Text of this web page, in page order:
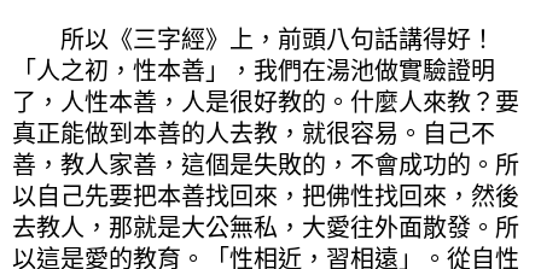
所以《三字經》上，前頭八句話講得好！
「人之初，性本善」，我們在湯池做實驗證明
了，人性本善，人是很好教的。什麼人來教？要
真正能做到本善的人去教，就很容易。自己不
善，教人家善，這個是失敗的，不會成功的。所
以自己先要把本善找回來，把佛性找回來，然後
去教人，那就是大公無私，大愛往外面散發。所
以這是愛的教育。「性相近，習相遠」。從自性